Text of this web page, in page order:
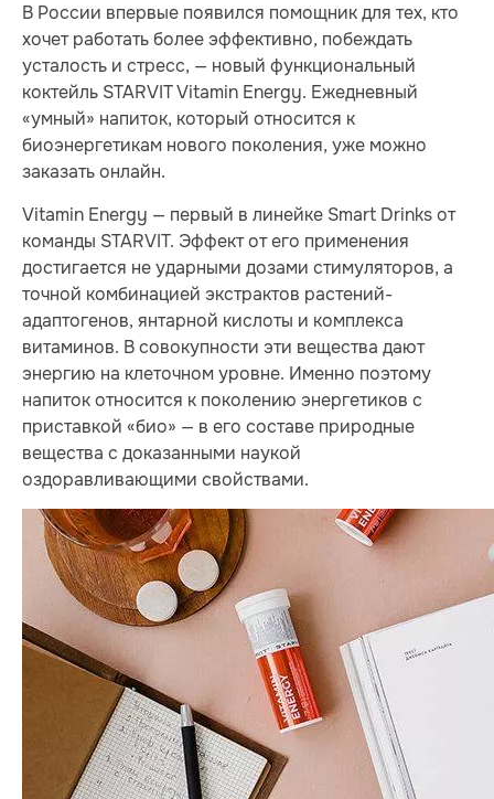
В России впервые появился помощник для тех, кто
хочет работать более эффективно, побеждать
усталость и стресс, — новый функциональный
коктейль STARVIT Vitamin Energy. Ежедневный
«умный» напиток, который относится к
биоэнергетикам нового поколения, уже можно
заказать онлайн.
Vitamin Energy — первый в линейке Smart Drinks от
команды STARVIT. Эффект от его применения
достигается не ударными дозами стимуляторов, а
точной комбинацией экстрактов растений-
адаптогенов, янтарной кислоты и комплекса
витаминов. В совокупности эти вещества дают
энергию на клеточном уровне. Именно поэтому
напиток относится к поколению энергетиков с
приставкой «био» — в его составе природные
вещества с доказанными наукой
оздоравливающими свойствами.